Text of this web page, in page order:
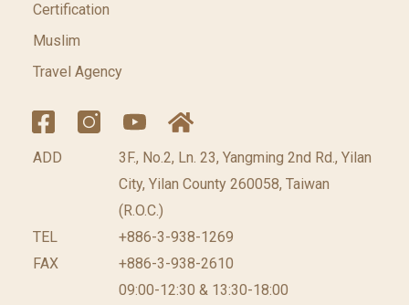
Certification
Muslim
Travel Agency
ADD
3F., No.2, Ln. 23, Yangming 2nd Rd., Yilan
City, Yilan County 260058, Taiwan
(R.O.C.)
TEL
+886-3-938-1269
FAX
+886-3-938-2610
09:00-12:30 & 13:30-18:00